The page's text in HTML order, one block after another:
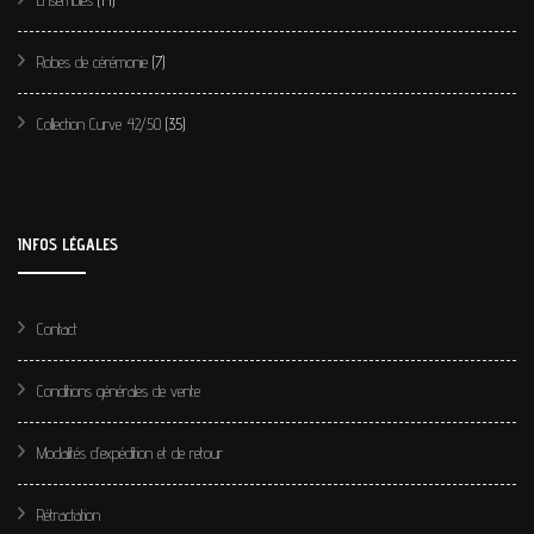
Robes de cérémonie (7)
Collection Curve 42/50 (35)
INFOS LÉGALES
Contact
Conditions générales de vente
Modalités d’expédition et de retour
Rétractation